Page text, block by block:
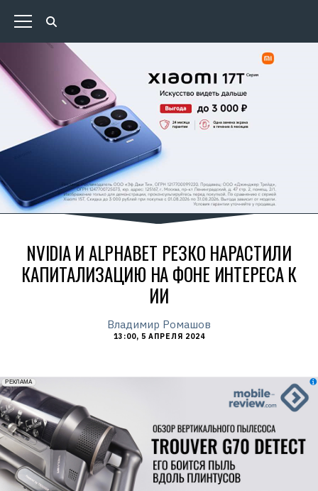
NVIDIA И ALPHABET РЕЗКО НАРАСТИЛИ
КАПИТАЛИЗАЦИЮ НА ФОНЕ ИНТЕРЕСА К
ИИ
Владимир Ромашов
13:00, 5 АПРЕЛЯ 2024
erid: 2VfnxxmNzs5
РЕКЛАМА